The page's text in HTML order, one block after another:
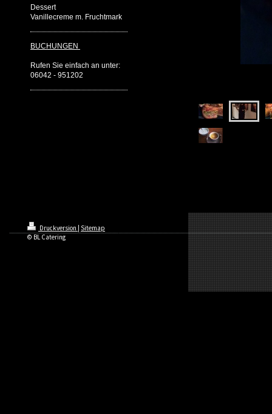
Dessert
Vanillecreme m. Fruchtmark
BUCHUNGEN
Rufen Sie einfach an unter:
06042 - 951202
Druckversion | Sitemap
© BL Catering